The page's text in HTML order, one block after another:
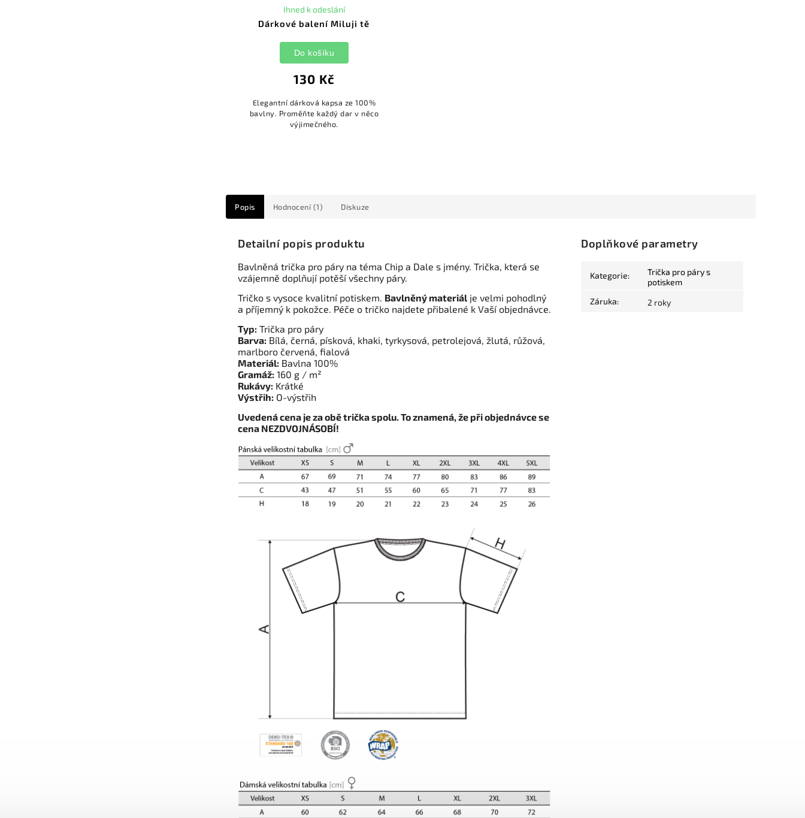
Dárkové balení Miluji tě
Ihned k odeslání
130 Kč
Do košíku
Elegantní dárková kapsa ze 100%
bavlny. Proměňte každý dar v něco
výjimečného.
Popis Hodnocení (1) Diskuze
Detailní popis produktu
Bavlněná trička pro páry na téma Chip a Dale s jmény. Trička, která se
vzájemně doplňují potěší všechny páry.
Tričko s vysoce kvalitní potiskem. Bavlněný materiál je velmi pohodlný
a příjemný k pokožce. Péče o tričko najdete přibalené k Vaší objednávce.
Typ: Trička pro páry
Barva: Bílá, černá, písková, khaki, tyrkysová, petrolejová, žlutá, růžová,
marlboro červená, fialová
Materiál: Bavlna 100%
Gramáž: 160 g / m²
Rukávy: Krátké
Výstřih: O-výstřih
Uvedená cena je za obě trička spolu. To znamená, že při objednávce se
cena NEZDVOJNÁSOBÍ!
Doplňkové parametry
Kategorie:
Trička pro páry s
potiskem
Záruka: 2 roky